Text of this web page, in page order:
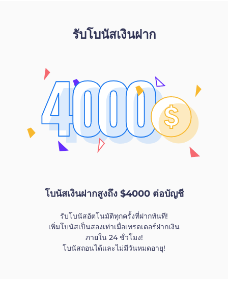
รับโบนัสเงินฝาก
โบนัสเงินฝากสูงถึง $4000 ต่อบัญชี
รับโบนัสอัตโนมัติทุกครั้งที่ฝากทันที!
เพิ่มโบนัสเป็นสองเท่าเมื่อเทรดเดอร์ฝากเงิน
ภายใน 24 ชั่วโมง!
โบนัสถอนได้และไม่มีวันหมดอายุ!